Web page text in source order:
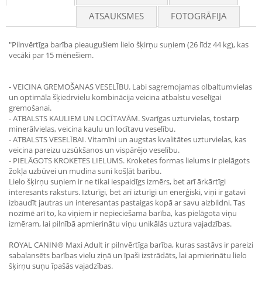
ATSAUKSMES
FOTOGRĀFIJA
"Pilnvērtīga barība pieaugušiem lielo šķirņu suņiem (26 līdz 44 kg), kas
vecāki par 15 mēnešiem.
- VEICINA GREMOŠANAS VESELĪBU. Labi sagremojamas olbaltumvielas
un optimāla šķiedrvielu kombinācija veicina atbalstu veselīgai
gremošanai.
- ATBALSTS KAULIEM UN LOCĪTAVĀM. Svarīgas uzturvielas, tostarp
minerālvielas, veicina kaulu un locītavu veselību.
- ATBALSTS VESELĪBAI. Vitamīni un augstas kvalitātes uzturvielas, kas
veicina pareizu uzsūkšanos un vispārējo veselību.
- PIELĀGOTS KROKETES LIELUMS. Kroketes formas lielums ir pielāgots
žokļa uzbūvei un mudina suni košļāt barību.
Lielo šķirņu suņiem ir ne tikai iespaidīgs izmērs, bet arī ārkārtīgi
interesants raksturs. Izturīgi, bet arī izturīgi un enerģiski, viņi ir gatavi
izbaudīt jautras un interesantas pastaigas kopā ar savu aizbildni. Tas
nozīmē arī to, ka viņiem ir nepieciešama barība, kas pielāgota viņu
izmēram, lai pilnībā apmierinātu viņu unikālās uztura vajadzības.
ROYAL CANIN® Maxi Adult ir pilnvērtīga barība, kuras sastāvs ir pareizi
sabalansēts barības vielu ziņā un īpaši izstrādāts, lai apmierinātu lielo
šķirņu suņu īpašās vajadzības.